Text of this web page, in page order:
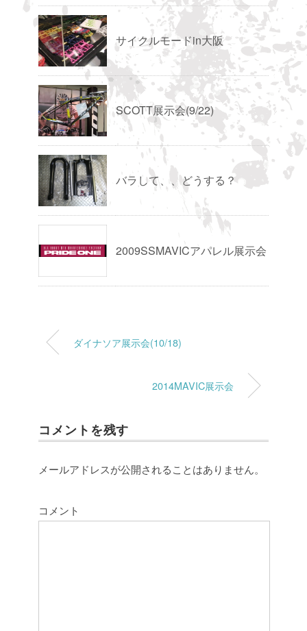
サイクルモードin大阪
SCOTT展示会(9/22)
バラして、、どうする？
2009SSMAVICアパレル展示会
ダイナソア展示会(10/18)
2014MAVIC展示会
コメントを残す
メールアドレスが公開されることはありません。
コメント